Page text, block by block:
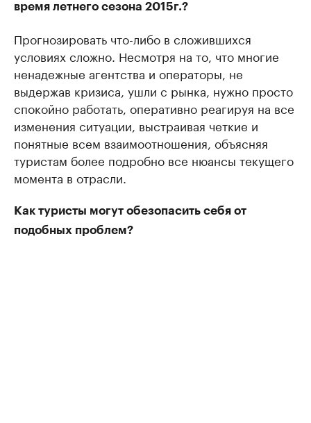
время летнего сезона 2015г.?
Прогнозировать что-либо в сложившихся
условиях сложно. Несмотря на то, что многие
ненадежные агентства и операторы, не
выдержав кризиса, ушли с рынка, нужно просто
спокойно работать, оперативно реагируя на все
изменения ситуации, выстраивая четкие и
понятные всем взаимоотношения, объясняя
туристам более подробно все нюансы текущего
момента в отрасли.
Как туристы могут обезопасить себя от
подобных проблем?